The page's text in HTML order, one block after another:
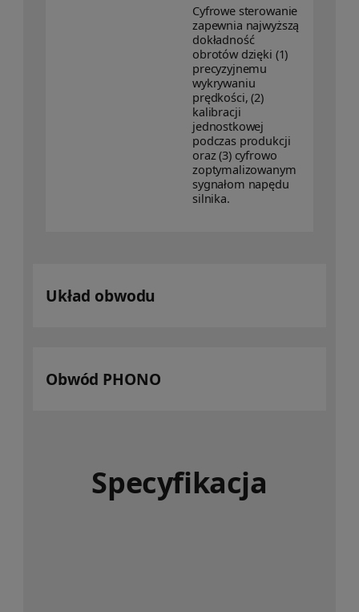
Cyfrowe sterowanie
zapewnia najwyższą
dokładność
obrotów dzięki (1)
precyzyjnemu
wykrywaniu
prędkości, (2)
kalibracji
jednostkowej
podczas produkcji
oraz (3) cyfrowo
zoptymalizowanym
sygnałom napędu
silnika.
Układ obwodu
Obwód PHONO
Specyfikacja